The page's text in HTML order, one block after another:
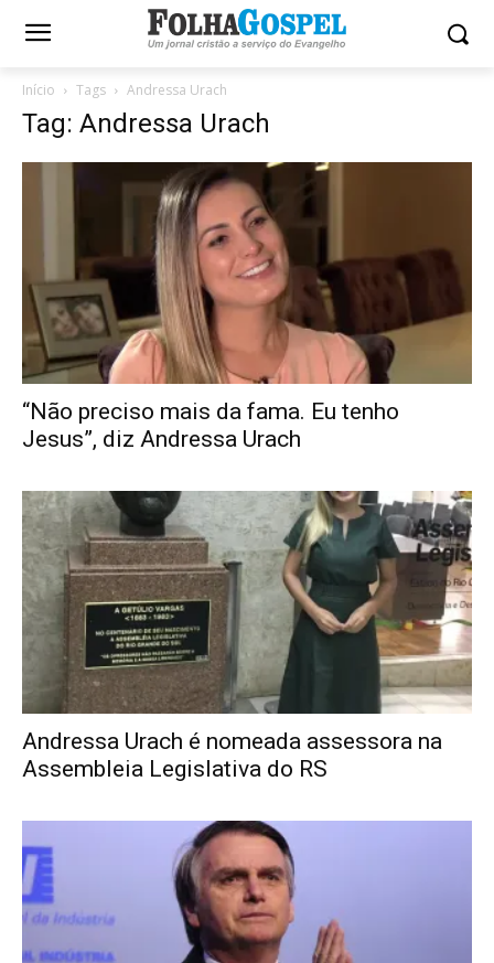
Início Tags Andressa Urach
Tag: Andressa Urach
“Não preciso mais da fama. Eu tenho
Jesus”, diz Andressa Urach
Andressa Urach é nomeada assessora na
Assembleia Legislativa do RS